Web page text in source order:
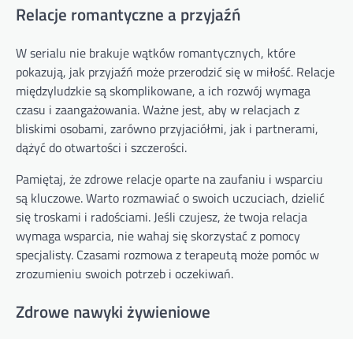
Relacje romantyczne a przyjaźń
W serialu nie brakuje wątków romantycznych, które
pokazują, jak przyjaźń może przerodzić się w miłość. Relacje
międzyludzkie są skomplikowane, a ich rozwój wymaga
czasu i zaangażowania. Ważne jest, aby w relacjach z
bliskimi osobami, zarówno przyjaciółmi, jak i partnerami,
dążyć do otwartości i szczerości.
Pamiętaj, że zdrowe relacje oparte na zaufaniu i wsparciu
są kluczowe. Warto rozmawiać o swoich uczuciach, dzielić
się troskami i radościami. Jeśli czujesz, że twoja relacja
wymaga wsparcia, nie wahaj się skorzystać z pomocy
specjalisty. Czasami rozmowa z terapeutą może pomóc w
zrozumieniu swoich potrzeb i oczekiwań.
Zdrowe nawyki żywieniowe